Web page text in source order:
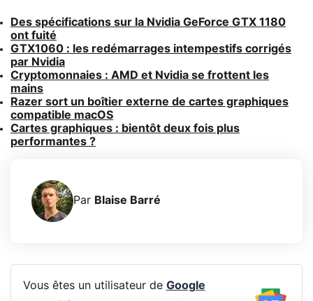
Des spécifications sur la Nvidia GeForce GTX 1180
ont fuité
GTX1060 : les redémarrages intempestifs corrigés
par Nvidia
Cryptomonnaies : AMD et Nvidia se frottent les
mains
Razer sort un boîtier externe de cartes graphiques
compatible macOS
Cartes graphiques : bientôt deux fois plus
performantes ?
Par Blaise Barré
Vous êtes un utilisateur de Google